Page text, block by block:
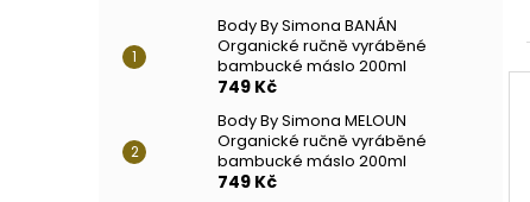
Body By Simona BANÁN
Organické ručně vyráběné
bambucké máslo 200ml
749 Kč
Body By Simona MELOUN
Organické ručně vyráběné
bambucké máslo 200ml
749 Kč